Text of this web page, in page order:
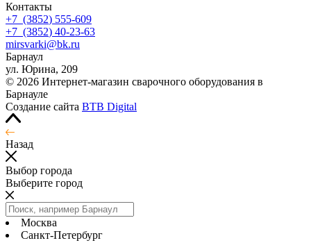
Контакты
+7 (3852) 555-609
+7 (3852) 40-23-63
mirsvarki@bk.ru
Барнаул
ул. Юрина, 209
© 2026 Интернет-магазин сварочного оборудования в
Барнауле
Создание сайта BTB Digital
Назад
Выбор города
Выберите город
Москва
Санкт-Петербург